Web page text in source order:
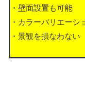
・壁面設置も可能
・カラーバリエー
・景観を損なわない